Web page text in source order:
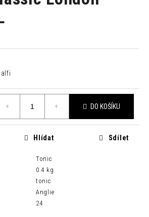
DO KOŠÍKU
Tonic
0.4 kg
tonic
Anglie
24
Hlídat Sdílet